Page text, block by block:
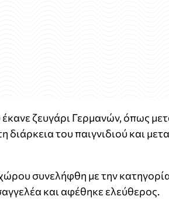
ζευγάρι Γερμανών, όπως
διάρκεια του παιγνιδιού και
συνελήφθη με την
και αφέθηκε ελεύθερος.